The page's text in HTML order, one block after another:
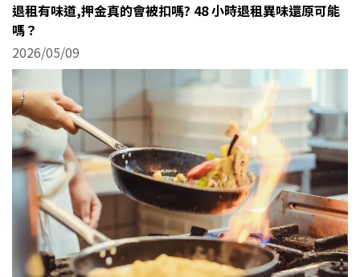
退租有味道,押金真的會被扣嗎? 48 小時退租異味還原可能
嗎？
2026/05/09